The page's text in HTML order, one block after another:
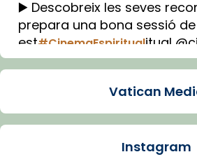
▶️ Descobreix les seves
prepara una bona sessió
est#CinemaEspiritualitual
Imatge: Generada amb IA
Arquebisbat de
Vatican
Instagram